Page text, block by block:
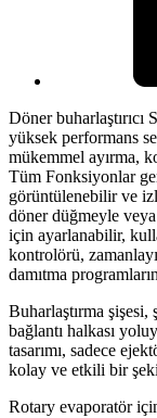
Döner
yüksek performans
mükemmel ayırma,
Tüm Fonksiyonlar
görüntülenebilir ve
döner düğmeyle
için ayarlanabilir,
kontrolörü,
damıtma
Buharlaştırma şişesi,
bağlantı halkası
tasarımı, sadece
kolay ve etkili bir
Rotary evaporatör